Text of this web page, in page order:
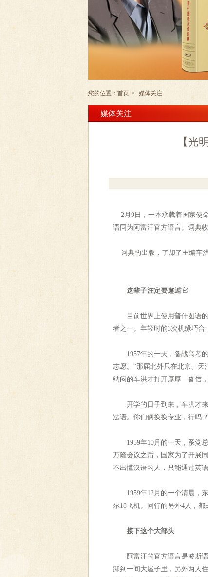
您的位置： 首页 > 媒体关注
媒体关注
【光
2月9日，一本承载着国家使
语同为阿富汗官方语言。词典
词典的出版，了却了主编车
这辈子注定要邂逅它
目前世界上使用普什图语的
者之一。年轻时的3次机缘巧合
1957年的一天，备战高考的
志愿。“那届北外只在北京、
纳闷的车洪才打开厚厚一沓信
开学的日子到来，车洪才来
法语。你们俩换换专业，行吗
1959年10月的一天，系党总
万隆会议之后，国家为了开展
不出懂汉语的人，只能通过英
1959年12月的一个清晨，东
尔18飞机。同行的另外4人，
接下这个大部头
阿富汗的官方语言是波斯语
卸到一间大屋子里，另外两人